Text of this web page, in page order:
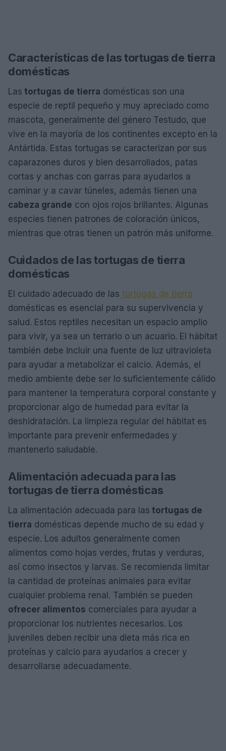
Características de las tortugas de tierra
domésticas
Las tortugas de tierra domésticas son una
especie de reptil pequeño y muy apreciado como
mascota, generalmente del género Testudo, que
vive en la mayoría de los continentes excepto en la
Antártida. Estas tortugas se caracterizan por sus
caparazones duros y bien desarrollados, patas
cortas y anchas con garras para ayudarlos a
caminar y a cavar túneles, además tienen una
cabeza grande con ojos rojos brillantes. Algunas
especies tienen patrones de coloración únicos,
mientras que otras tienen un patrón más uniforme.
Cuidados de las tortugas de tierra
domésticas
El cuidado adecuado de las tortugas de tierra
domésticas es esencial para su supervivencia y
salud. Estos reptiles necesitan un espacio amplio
para vivir, ya sea un terrario o un acuario. El hábitat
también debe incluir una fuente de luz ultravioleta
para ayudar a metabolizar el calcio. Además, el
medio ambiente debe ser lo suficientemente cálido
para mantener la temperatura corporal constante y
proporcionar algo de humedad para evitar la
deshidratación. La limpieza regular del hábitat es
importante para prevenir enfermedades y
mantenerlo saludable.
Alimentación adecuada para las
tortugas de tierra domésticas
La alimentación adecuada para las tortugas de
tierra domésticas depende mucho de su edad y
especie. Los adultos generalmente comen
alimentos como hojas verdes, frutas y verduras,
así como insectos y larvas. Se recomienda limitar
la cantidad de proteínas animales para evitar
cualquier problema renal. También se pueden
ofrecer alimentos comerciales para ayudar a
proporcionar los nutrientes necesarios. Los
juveniles deben recibir una dieta más rica en
proteínas y calcio para ayudarlos a crecer y
desarrollarse adecuadamente.